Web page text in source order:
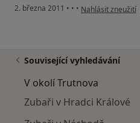
2. března 2011 • • • podle názoru
Nahlásit zneužití
Související vyhledávání
V okolí Trutnova
Zubaři v Hradci Králové